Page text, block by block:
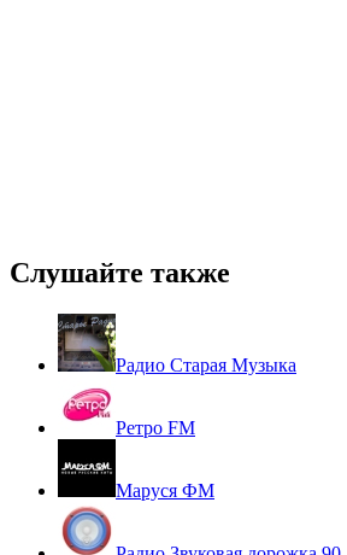
Слушайте также
Радио Старая Музыка
Ретро FM
Маруся ФМ